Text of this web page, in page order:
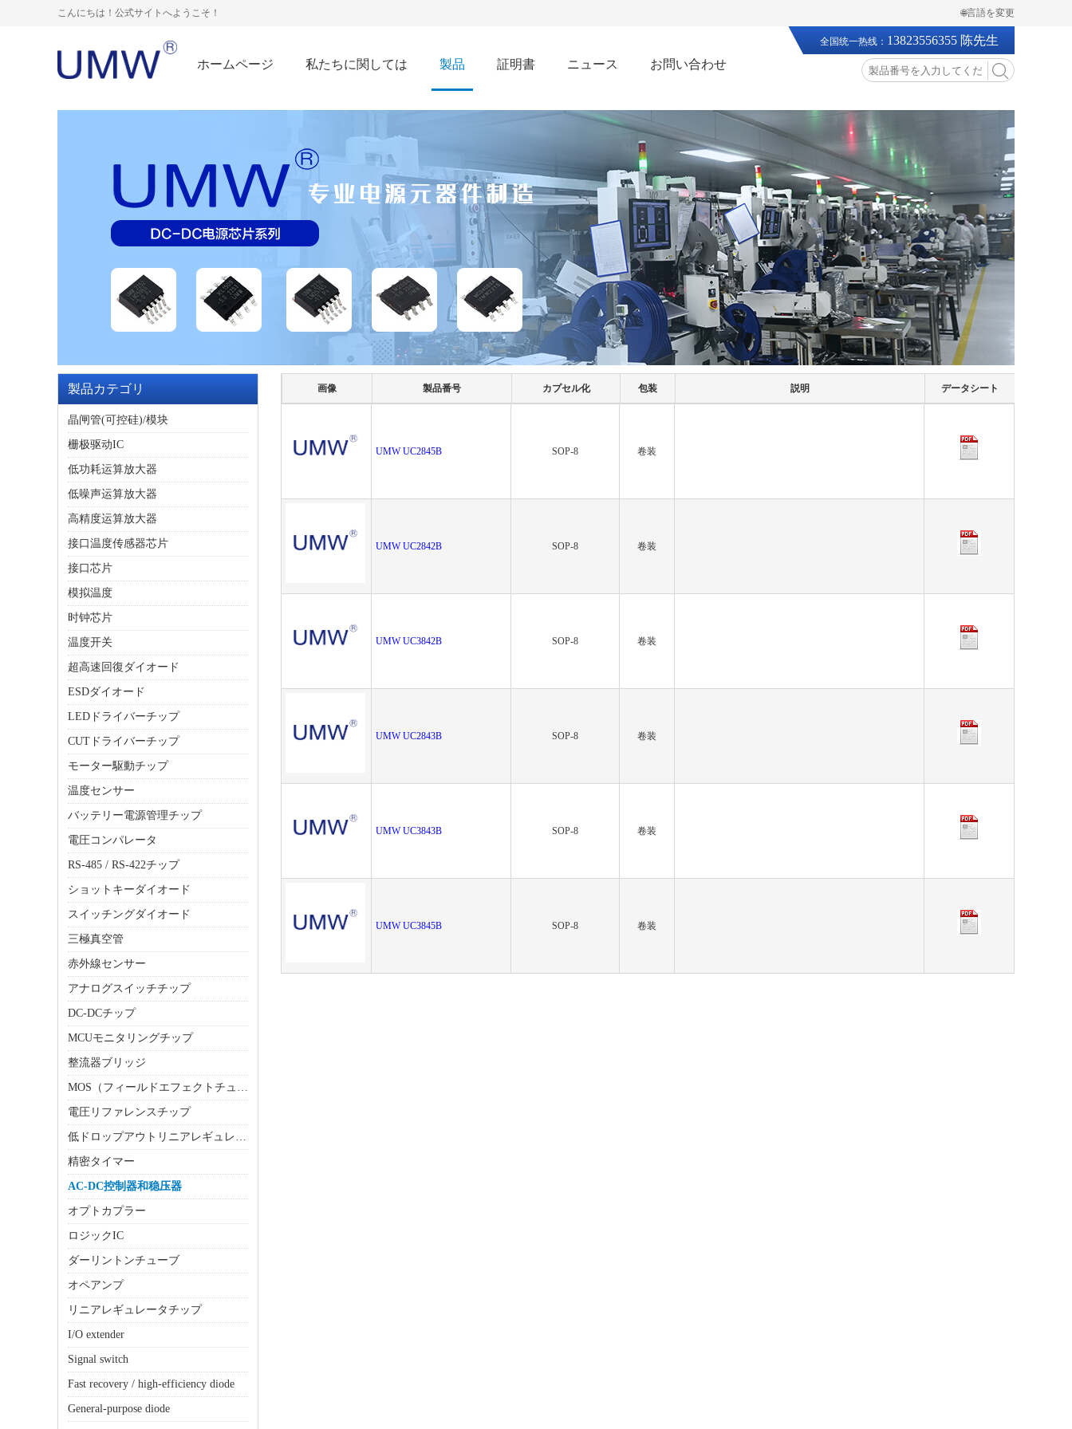
こんにちは！公式サイトへようこそ！ 🌐言語を変更
ホームページ 私たちに関しては 製品 証明書 ニュース お問い合わせ
全国统一热线： 13823556355 陈先生
製品カテゴリ
晶闸管(可控硅)/模块
栅极驱动IC
低功耗运算放大器
低噪声运算放大器
高精度运算放大器
接口温度传感器芯片
接口芯片
模拟温度
时钟芯片
温度开关
超高速回復ダイオード
ESDダイオード
LEDドライバーチップ
CUTドライバーチップ
モーター駆動チップ
温度センサー
バッテリー電源管理チップ
電圧コンパレータ
RS-485 / RS-422チップ
ショットキーダイオード
スイッチングダイオード
三極真空管
赤外線センサー
アナログスイッチチップ
DC-DCチップ
MCUモニタリングチップ
整流器ブリッジ
MOS（フィールドエフェクトチューブ）
電圧リファレンスチップ
低ドロップアウトリニアレギュレータ（LDO）
精密タイマー
AC-DC控制器和稳压器
オプトカプラー
ロジックIC
ダーリントンチューブ
オペアンプ
リニアレギュレータチップ
I/O extender
Signal switch
Fast recovery / high-efficiency diode
General-purpose diode
画像 製品番号 カプセル化 包装 説明 データシート
UMW UC2845B SOP-8 卷装
UMW UC2842B SOP-8 卷装
UMW UC3842B SOP-8 卷装
UMW UC2843B SOP-8 卷装
UMW UC3843B SOP-8 卷装
UMW UC3845B SOP-8 卷装